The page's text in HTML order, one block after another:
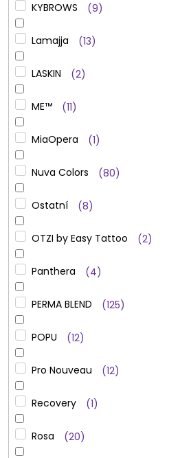
KYBROWS 9
Lamajja 13
LASKIN 2
ME™ 11
MiaOpera 1
Nuva Colors 80
Ostatní 8
OTZI by Easy Tattoo 2
Panthera 4
PERMA BLEND 125
POPU 12
Pro Nouveau 12
Recovery 1
Rosa 20